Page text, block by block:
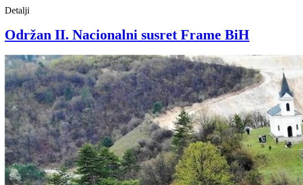
Detalji
Održan II. Nacionalni susret Frame BiH